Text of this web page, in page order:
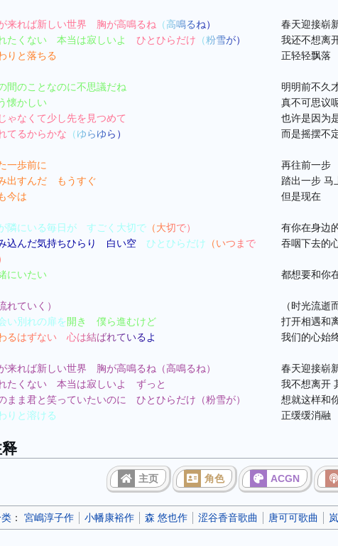
来れば新しい世界　胸が高鳴るね （高鳴るね）
春天迎接崭
たくない　本当は寂しいよ ひとひらだけ （粉雪が）
我还不想离
りと落ちる
正轻轻飘落
間のことなのに不思議だね
明明前不久
懐かしい
真不可思议
ゃなくて少し先を見つめて
也许是因为
てるからかな （ゆらゆら） 而是摇摆不
一歩前に
再往前一步
出すんだ　もうすぐ
踏出一步 马
今は
但是现在
隣にいる毎日が　すごく大切で （大切で）
有你在身边
込んだ気持ちひらり　白い空 ひとひらだけ （いつまで
吞咽下去的
にいたい 都想要和你
れていく）
（时光流逝
い別れの扉を開き　僕ら進むけど
打开相遇和
るはずない　心は結ばれているよ
我们的心始
来れば新しい世界　胸が高鳴るね（高鳴るね）
春天迎接崭
たくない　本当は寂しいよ　ずっと
我不想离开
まま君と笑っていたいのに　ひとひらだけ（粉雪が）
想就这样和
りと溶ける
正缓缓消融
主页 角色 ACGN
：​ 宮嶋淳子作 小幡康裕作 森 悠也作 涩谷香音歌曲 唐可可歌曲